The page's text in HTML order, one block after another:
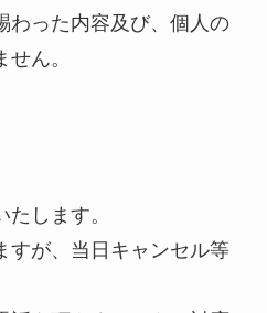
わった内容及び、個人の
ん。
します。
すが、当日キャンセル等